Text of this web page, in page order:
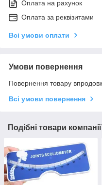
Оплата на рахунок
Оплата за реквізитами
Всі умови оплати
Умови повернення
Повернення товару
Всі умови повернення
Подібні товари компанії